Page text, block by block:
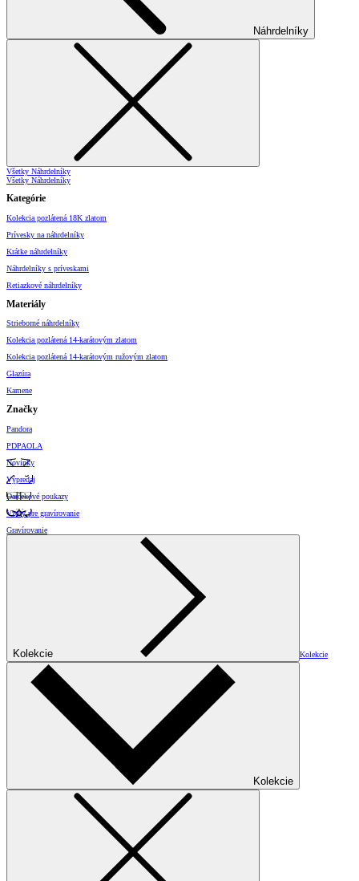
Náhrdelníky
Všetky Náhrdelníky
Všetky Náhrdelníky
Kategórie
Kolekcia pozlátená 18K zlatom
Prívesky na náhrdelníky
Krátke náhrdelníky
Náhrdelníky s príveskami
Retiazkové náhrdelníky
Materiály
Strieborné náhrdelníky
Kolekcia pozlátená 14-karátovým zlatom
Kolekcia pozlátená 14-karátovým ružovým zlatom
Glazúra
Kamene
Značky
Pandora
PDPAOLA
Novinky
Výpredaj
Darčekové poukazy
Vzory pre gravírovanie
Gravírovanie
Kolekcie Kolekcie
Kolekcie